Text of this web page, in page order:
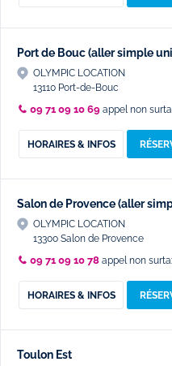
Port de Bouc (aller simple
OLYMPIC LOCATION
13110 Port-de-Bouc
09 71 09 10 69 appel non
HORAIRES & INFOS
Salon de Provence (aller
OLYMPIC LOCATION
13300 Salon de Provence
09 71 09 10 78 appel non
HORAIRES & INFOS
Toulon Est